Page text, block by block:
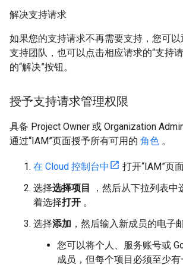
解决支持请求
如果您的支持请求不再需要支持，您可
支持团队，也可以点击相应请求的“支持
的“解决”按钮。
授予支持请求管理权限
具备 Project Owner 或 Organization
通过“IAM”页面授予所有可用的 角色 。
在 Cloud 控制台中
打开“IAM”页面
选择选择项目
，然后从下拉列表
着选择打开 。
选择添加 ，然后输入新成员的电子
您可以将个人、服务账号或
成员，但每个项目必须至少有